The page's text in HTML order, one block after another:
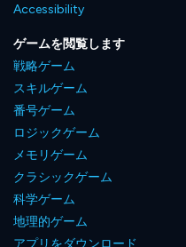
Accessibility
ゲームを閲覧します
戦略ゲーム
スキルゲーム
番号ゲーム
ロジックゲーム
メモリゲーム
クラシックゲーム
科学ゲーム
地理的ゲーム
アプリをダウンロード